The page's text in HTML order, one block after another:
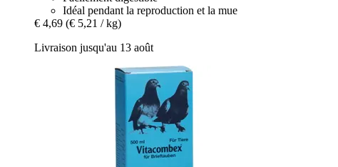
Idéal pendant la reproduction et la mue
€ 4,69 (€ 5,21 / kg)
Livraison jusqu'au 13 août